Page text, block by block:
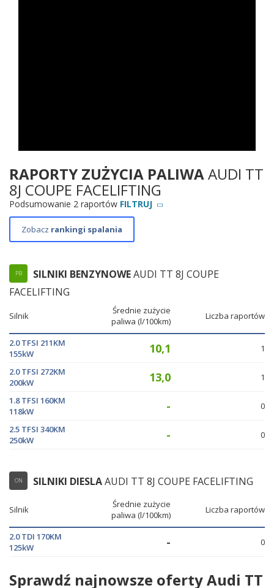
RAPORTY ZUŻYCIA PALIWAAUDI TT
8J COUPE FACELIFTING
Podsumowanie 2 raportów FILTRUJ
Zobacz rankingi spalania
PB SILNIKI BENZYNOWEAUDI TT 8J COUPE
FACELIFTING
Silnik
Średnie zużycie
paliwa (l/100km)
Liczba raportów
2.0 TFSI 211KM
155kW
10,1 1
2.0 TFSI 272KM
200kW
13,0 1
1.8 TFSI 160KM
118kW
- 0
2.5 TFSI 340KM
250kW
- 0
ON SILNIKI DIESLAAUDI TT 8J COUPE FACELIFTING
Silnik
Średnie zużycie
paliwa (l/100km)
Liczba raportów
2.0 TDI 170KM
125kW
- 0
Sprawdź najnowsze oferty Audi TT